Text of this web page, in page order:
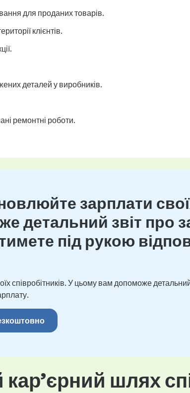
для проданих товарів.
клієнтів.
деталей у виробників.
ремонтні роботи.
зарплати
детальний звіт про
під рукою
співробітників. У цьому вам допоможе
шлях